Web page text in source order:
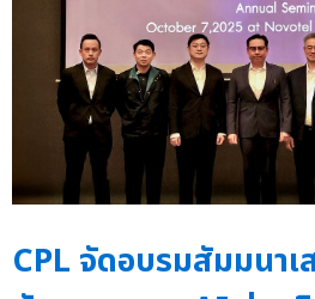
CPL จัดอบรมสัมมนา